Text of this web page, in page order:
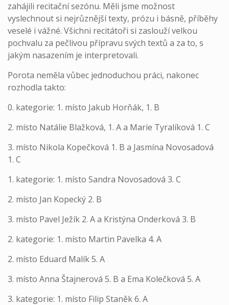
zahájili recitační sezónu. Měli jsme možnost
vyslechnout si nejrůznější texty, prózu i básně, příběhy
veselé i vážné. Všichni recitátoři si zaslouží velkou
pochvalu za pečlivou přípravu svých textů a za to, s
jakým nasazením je interpretovali.
Porota neměla vůbec jednoduchou práci, nakonec
rozhodla takto:
0. kategorie: 1. místo Jakub Horňák, 1. B
2. místo Natálie Blažková, 1. A a Marie Tyralíková 1. C
3. místo Nikola Kopečková 1. B a Jasmína Novosadová
1. C
1. kategorie: 1. místo Sandra Novosadová 3. C
2. místo Jan Kopecký 2. B
3. místo Pavel Ježík 2. A a Kristýna Onderková 3. B
2. kategorie: 1. místo Martin Pavelka 4. A
2. místo Eduard Malík 5. A
3. místo Anna Štajnerová 5. B a Ema Kolečková 5. A
3. kategorie: 1. místo Filip Staněk 6. A